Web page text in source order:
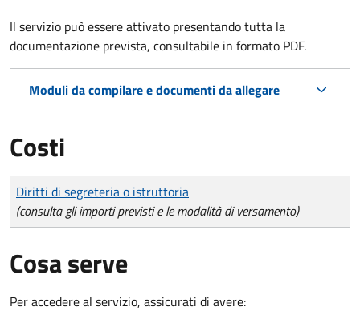
Il servizio può essere attivato presentando tutta la
documentazione prevista, consultabile in formato PDF.
Moduli da compilare e documenti da allegare
Costi
Tipo di pagamento
Importo
Diritti di segreteria o istruttoria
(consulta gli importi previsti e le modalità di versamento)
Cosa serve
Per accedere al servizio, assicurati di avere: